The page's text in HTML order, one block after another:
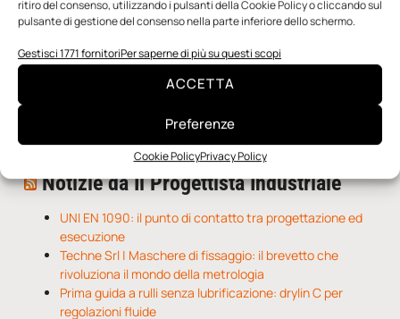
ritiro del consenso, utilizzando i pulsanti della Cookie Policy o cliccando sul
pulsante di gestione del consenso nella parte inferiore dello schermo.
Gestisci 1771 fornitoriPer saperne di più su questi scopi
ACCETTA
Preferenze
Cookie PolicyPrivacy Policy
Notizie da Meccanicanews
I nanonastri di grafene come potenziali sensori per i
Una nuova mano robotica passa da una pinza all’altra
O-Ring, tecnica e applicazioni
Notizie da Il Progettista Industriale
UNI EN 1090: il punto di contatto tra progettazione ed
esecuzione
Techne Srl | Maschere di fissaggio: il brevetto che
rivoluziona il mondo della metrologia
Prima guida a rulli senza lubrificazione: drylin C per
regolazioni fluide